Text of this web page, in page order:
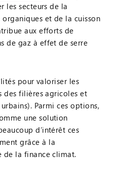
les secteurs de la
et de la cuisson
aux efforts de
de gaz à effet de serre
pour valoriser les
des filières agricoles et
Parmi ces options,
une solution
d’intérêt ces
grâce à la
de la finance climat.